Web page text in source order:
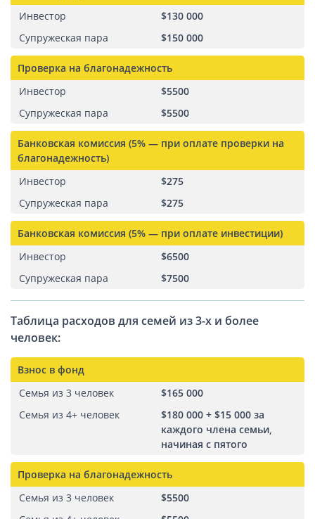
Инвестор
$130 000
Супружеская пара
$150 000
Проверка на благонадежность
Инвестор
$5500
Супружеская пара
$5500
Банковская комиссия (5% — при оплате проверки на
благонадежность)
Инвестор
$275
Супружеская пара
$275
Банковская комиссия (5% — при оплате инвестиции)
Инвестор
$6500
Супружеская пара
$7500
Таблица расходов для семей из 3-х и более
человек:
Взнос в фонд
Семья из 3 человек
$165 000
Семья из 4+ человек
$180 000 + $15 000 за
каждого члена семьи,
начиная с пятого
Проверка на благонадежность
Семья из 3 человек
$5500